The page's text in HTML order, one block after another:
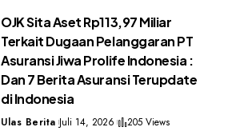
OJK Sita Aset Rp113,97 Miliar
Terkait Dugaan Pelanggaran PT
Asuransi Jiwa Prolife Indonesia :
Dan 7 Berita Asuransi Terupdate
di Indonesia
Ulas Berita Juli 14, 2026 205 Views